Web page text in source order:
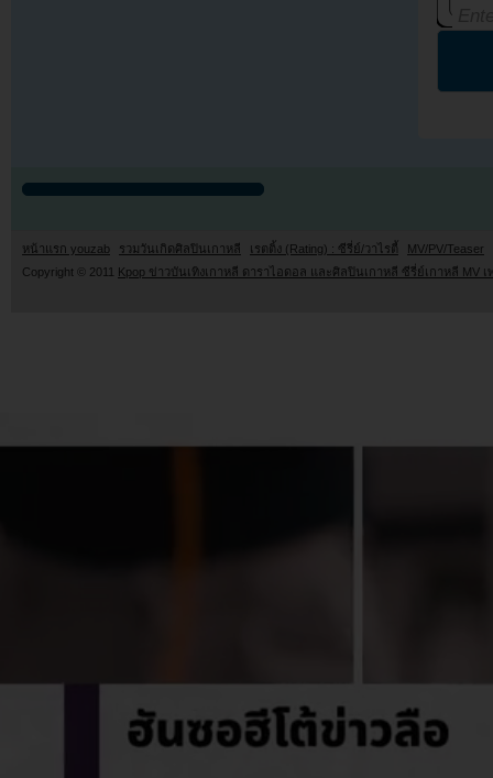
หน้าแรก youzab รวมวันเกิดศิลปินเกาหลี เรตติ้ง (Rating) : ซีรี่ย์/วาไรตี้
MV/PV/Teaser
Copyright © 2011 Kpop ข่าวบันเทิงเกาหลี ดาราไอดอล และศิลปินเกาหลี ซีรี่ย์เกาหลี MV